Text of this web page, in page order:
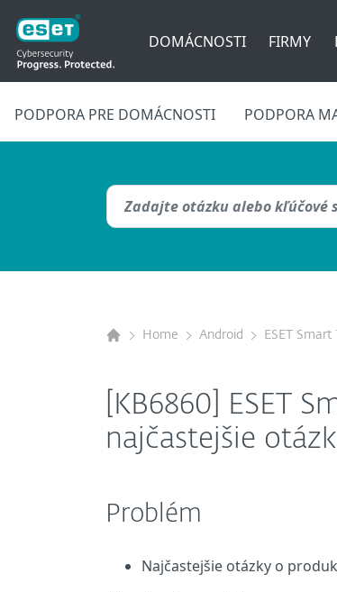
DOMÁCNOSTI FIRMY
PODPORA PRE DOMÁCNOSTI PODPORA
Home Android ESET
[KB6860] ESET
najčastejšie
Problém
Najčastejšie otázky o